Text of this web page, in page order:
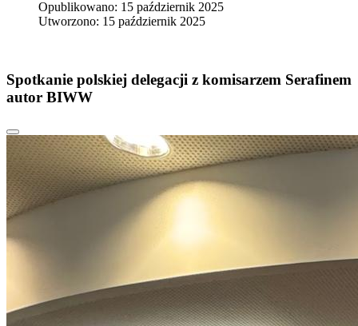
Opublikowano: 15 październik 2025
Utworzono: 15 październik 2025
Spotkanie polskiej delegacji z komisarzem Serafinem
autor BIWW